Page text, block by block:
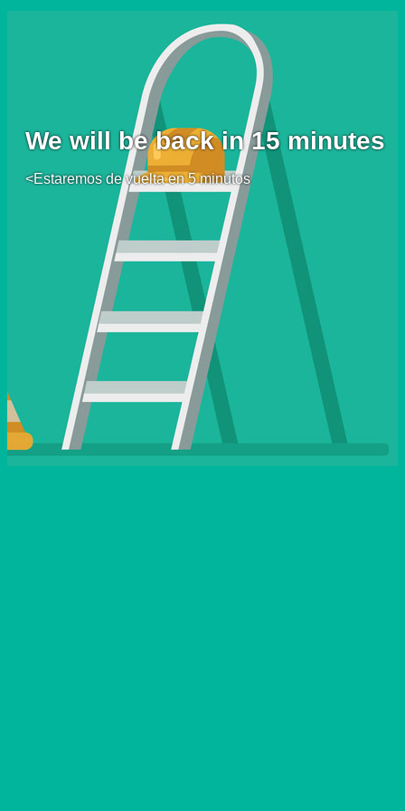
We will be back in 15 minutes
<Estaremos de vuelta en 5 minutos